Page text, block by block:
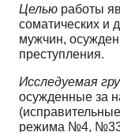
Целью работы
соматических и
мужчин,
преступления.
Исследуемая
осужденные за
режима №4,